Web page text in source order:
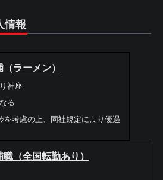
情報
ラーメン）
神座
る
を考慮の上、同社規定により優遇
職（全国転勤あり）